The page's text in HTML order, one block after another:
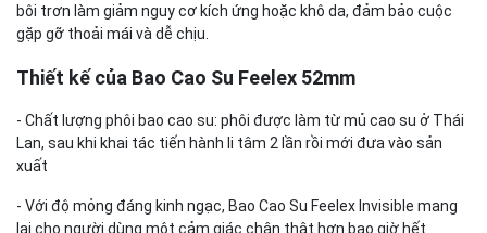
bôi trơn làm giảm nguy cơ kích ứng hoặc khô da, đảm bảo cuộc
gặp gỡ thoải mái và dễ chịu.
Thiết kế của Bao Cao Su Feelex 52mm
- Chất lượng phôi bao cao su: phôi được làm từ mủ cao su ở Thái
Lan, sau khi khai tác tiến hành li tâm 2 lần rồi mới đưa vào sản
xuất
- Với độ mỏng đáng kinh ngạc, Bao Cao Su Feelex Invisible mang
lại cho người dùng một cảm giác chân thật hơn bao giờ hết.